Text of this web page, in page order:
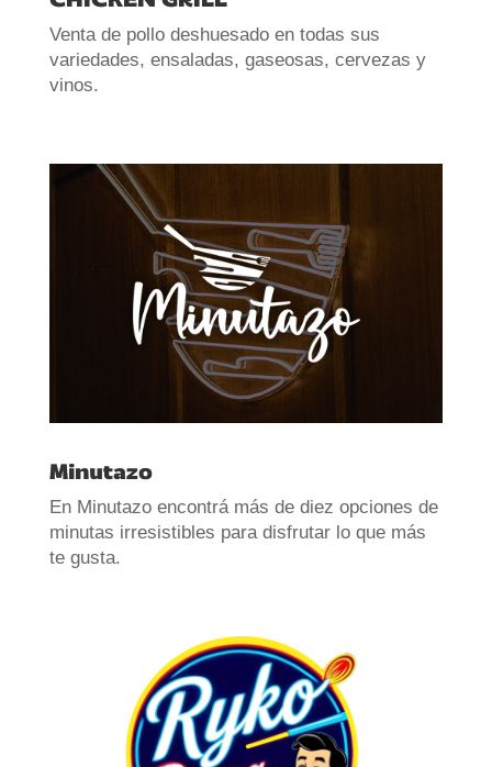
Venta de pollo deshuesado en todas sus
variedades, ensaladas, gaseosas, cervezas y
vinos.
Minutazo
En Minutazo encontrá más de diez opciones de
minutas irresistibles para disfrutar lo que más
te gusta.